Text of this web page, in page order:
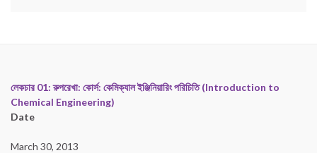
লেকচার 01: রুপরেখা: কোর্স: কেমিক্যাল ইঞ্জিনিয়ারিং পরিচিতি (Introduction to
Chemical Engineering)
Date
March 30, 2013